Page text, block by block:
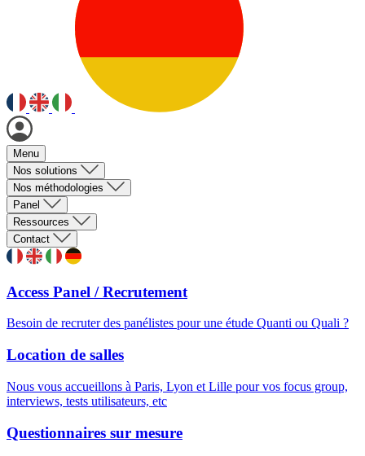
Menu
Nos solutions
Nos méthodologies
Panel
Ressources
Contact
Access Panel / Recrutement
Besoin de recruter des panélistes pour une étude Quanti ou Quali ?
Location de salles
Nous vous accueillons à Paris, Lyon et Lille pour vos focus group,
interviews, tests utilisateurs, etc
Questionnaires sur mesure